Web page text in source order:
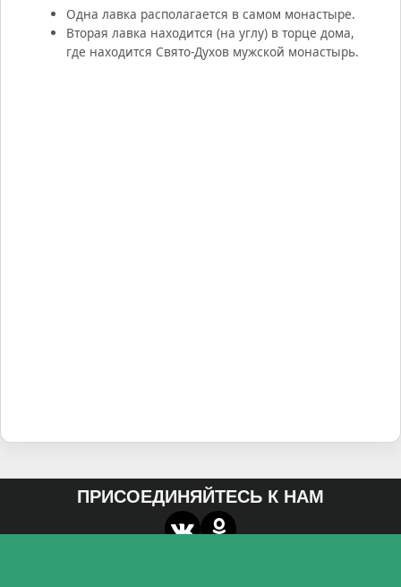
Одна лавка располагается в самом монастыре.
Вторая лавка находится (на углу) в торце дома,
где находится Свято-Духов мужской монастырь.
ПРИСОЕДИНЯЙТЕСЬ К НАМ